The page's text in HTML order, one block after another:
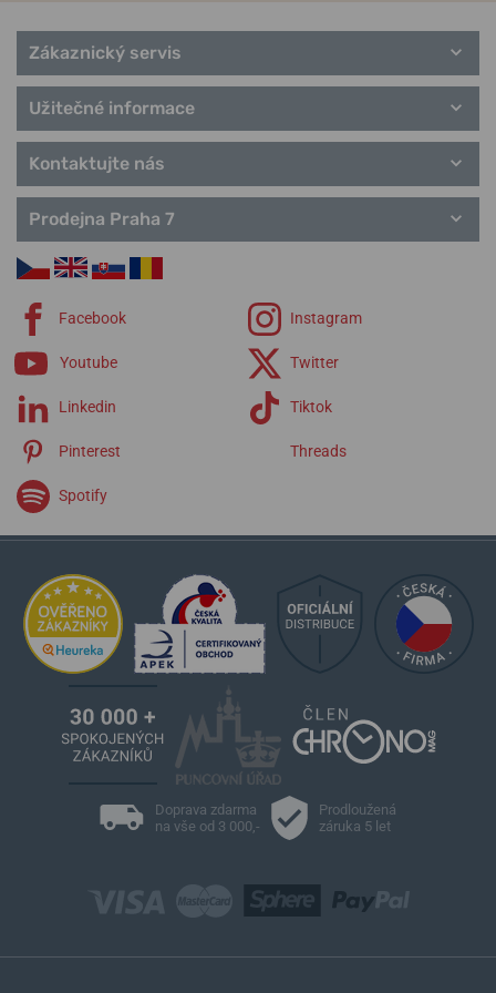
Zákaznický servis
Užitečné informace
Kontaktujte nás
Prodejna Praha 7
Facebook Instagram
Youtube Twitter
Linkedin Tiktok
Pinterest Threads
Spotify
Doprava zdarma
na vše od 3 000,-
Prodloužená
záruka 5 let